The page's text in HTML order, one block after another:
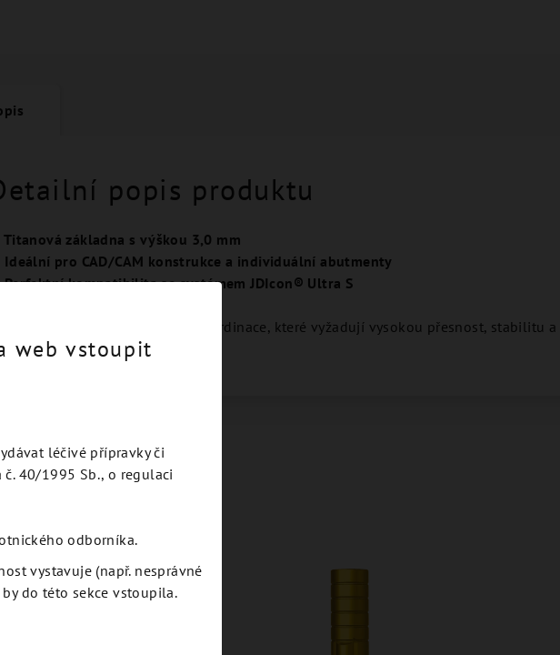
popis produktu
Titanová základna s výškou 3,0 mm
Ideální pro CAD/CAM konstrukce a individuální abutmenty
kompatibilita se systémem JDIcon® Ultra S
volba pro laboratoře i ordinace, které vyžadují vysokou přesnost, stabilitu
web vstoupit
léčivé přípravky či
40/1995 Sb., o regulaci
odborníka.
vystavuje (např. nesprávné
do této sekce vstoupila.